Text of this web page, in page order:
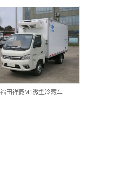
福田祥菱M1微型冷藏车